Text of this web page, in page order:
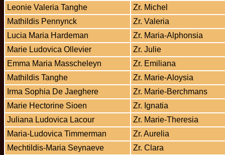
Leonie Valeria Tanghe
Zr. Michel
Mathildis Pennynck
Zr. Valeria
Lucia Maria Hardeman
Zr. Maria-Alphonsia
Marie Ludovica Ollevier
Zr. Julie
Emma Maria Masscheleyn
Zr. Emiliana
Mathildis Tanghe
Zr. Marie-Aloysia
Irma Sophia De Jaeghere
Zr. Marie-Berchmans
Marie Hectorine Sioen
Zr. Ignatia
Juliana Ludovica Lacour
Zr. Marie-Theresia
Maria-Ludovica Timmerman
Zr. Aurelia
Mechtildis-Maria Seynaeve
Zr. Clara